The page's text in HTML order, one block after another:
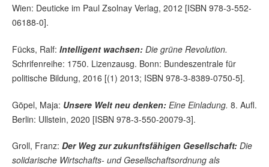
Wien: Deuticke im Paul Zsolnay Verlag, 2012 [ISBN 978-3-552-
06188-0].
Fücks, Ralf: Intelligent wachsen: Die grüne Revolution.
Schrifenreihe: 1750. Lizenzausg. Bonn: Bundeszentrale für
politische Bildung, 2016 [(1) 2013; ISBN 978-3-8389-0750-5].
Göpel, Maja: Unsere Welt neu denken: Eine Einladung. 8. Aufl.
Berlin: Ullstein, 2020 [ISBN 978-3-550-20079-3].
Groll, Franz: Der Weg zur zukunftsfähigen Gesellschaft: Die
solidarische Wirtschafts- und Gesellschaftsordnung als